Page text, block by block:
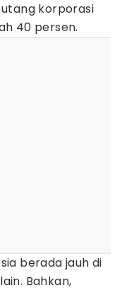
korporasi
40 persen.
berada jauh di
Bahkan,